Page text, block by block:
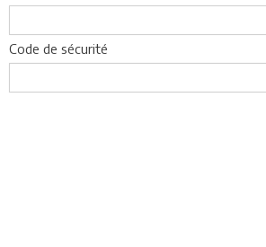
Code de sécurité